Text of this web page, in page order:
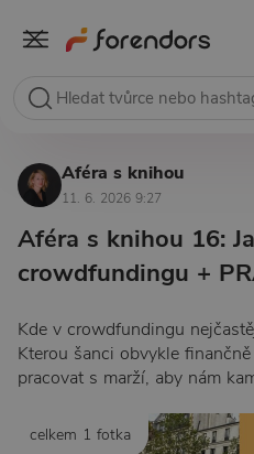
Aféra s knihou
11. 6. 2026 9:27
Aféra s knihou 16:
crowdfundingu +
Kde v crowdfundingu
Kterou šanci obvykle
pracovat s marží, aby nám
celkem 1 fotka